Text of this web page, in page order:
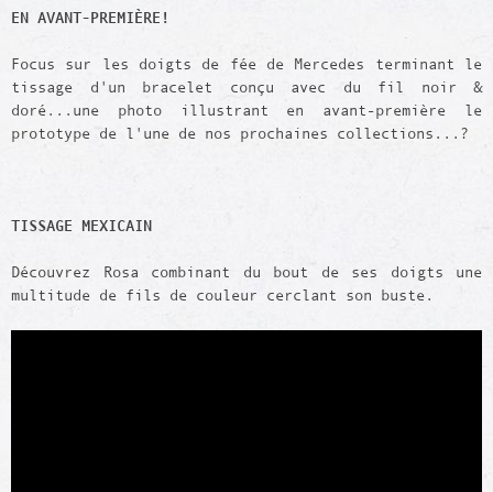
EN AVANT-PREMIÈRE!
Focus sur les doigts de fée de Mercedes terminant le
tissage d'un bracelet conçu avec du fil noir &
doré...une photo illustrant en avant-première le
prototype de l'une de nos prochaines collections...?
TISSAGE MEXICAIN
Découvrez Rosa combinant du bout de ses doigts une
multitude de fils de couleur cerclant son buste.